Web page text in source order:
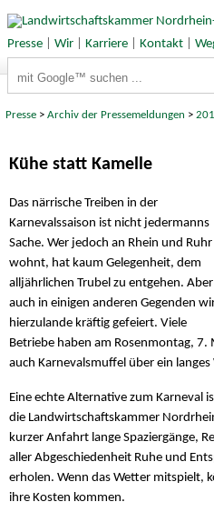
Presse| Wir| Karriere| Kontakt|
Presse >Archiv der Pressemeldungen >
Kühe statt Kamelle
Das närrische Treiben in der
Karnevalssaison ist nicht jedermanns
Sache. Wer jedoch an Rhein und Ruhr
wohnt, hat kaum Gelegenheit, dem
alljährlichen Trubel zu entgehen. Aber
auch in einigen anderen Gegenden
hierzulande kräftig gefeiert. Viele
Betriebe haben am Rosenmontag, 7.
auch Karnevalsmuffel über ein
Eine echte Alternative zum Karneval
die Landwirtschaftskammer
kurzer Anfahrt lange Spaziergänge,
aller Abgeschiedenheit Ruhe und
erholen. Wenn das Wetter mitspielt,
ihre Kosten kommen.